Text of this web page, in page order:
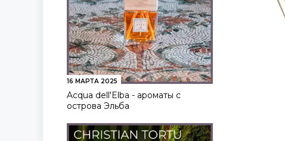
16 МАРТА 2025
Acqua dell'Elba - ароматы с
острова Эльба